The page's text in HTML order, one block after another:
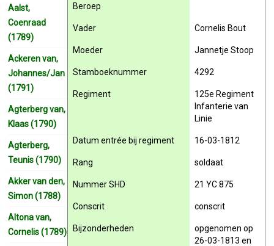
Beroep
Vader Cornelis Bout
Moeder Jannetje Stoop
Stamboeknummer 4292
Regiment
125e Regiment
Infanterie van
Linie
Datum entrée bij regiment 16-03-1812
Rang soldaat
Nummer SHD 21 YC 875
Conscrit conscrit
Bijzonderheden
opgenomen op
26-03-1813 en
Aalst,
Coenraad
(1789)
Ackeren van,
Johannes/Jan
(1791)
Agterberg van,
Klaas (1790)
Agterberg,
Teunis (1790)
Akker van den,
Simon (1788)
Altona van,
Cornelis (1789)